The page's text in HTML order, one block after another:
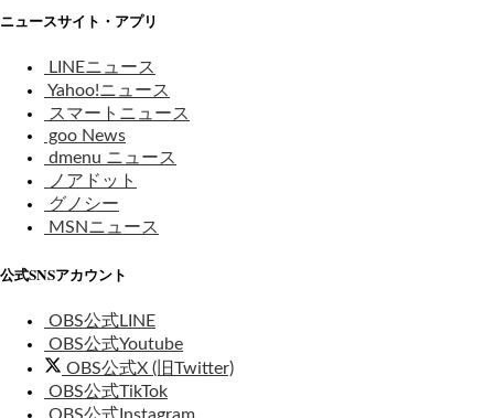
ニュースサイト・アプリ
LINEニュース
Yahoo!ニュース
スマートニュース
goo News
dmenu ニュース
ノアドット
グノシー
MSNニュース
公式SNSアカウント
OBS公式LINE
OBS公式Youtube
OBS公式X (旧Twitter)
OBS公式TikTok